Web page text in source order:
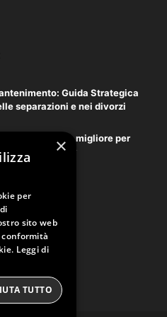
Guida Strategica
separazioni e nei divorzi
la scelta migliore per
la vostra privacy
×
per
sito web
Leggi di
TUTTO